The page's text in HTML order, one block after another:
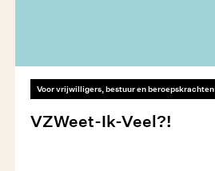
Voor vrijwilligers, bestuur en beroepskrachten
VZWeet-Ik-Veel?!